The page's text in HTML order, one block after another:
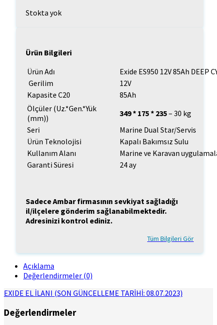
Stokta yok
Ürün Bilgileri
Ürün Adı
Exide ES950 12V 85Ah DEEP
Gerilim
12V
Kapasite C20
85Ah
Ölçüler (Uz.*Gen.*Yük
(mm))
349 * 175 * 235– 30 kg
Seri
Marine Dual Star/Servis
Ürün Teknolojisi
Kapalı Bakımsız Sulu
Kullanım Alanı
Marine ve Karavan
Garanti Süresi
24 ay
Sadece Ambar firmasının sevkiyat sağladığı
il/ilçelere gönderim sağlanabilmektedir.
Adresinizi kontrol ediniz.
Tüm Bilgileri Gör
Açıklama
Değerlendirmeler (0)
EXIDE EL İLANI (SON GÜNCELLEME TARİHİ: 08.07.2023)
Değerlendirmeler